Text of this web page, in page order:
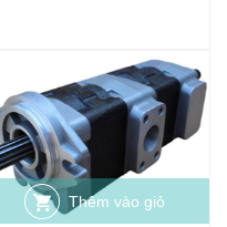
Thêm vào giỏ